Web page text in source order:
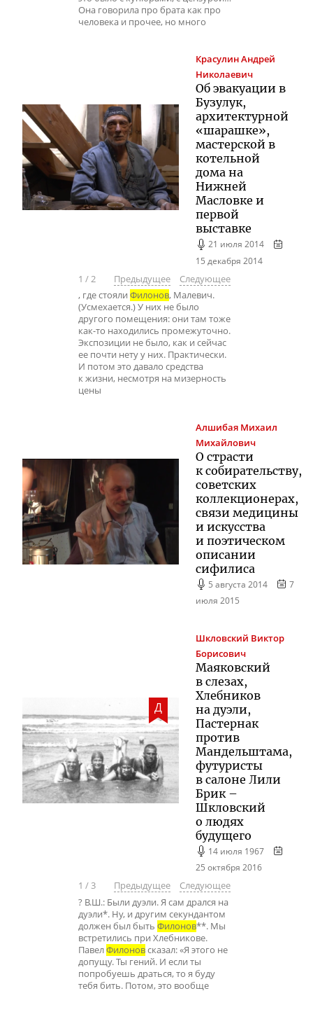
Она говорила про брата как про
человека и прочее, но много
КрасулинАндрей
Николаевич
Об эвакуации в
Бузулук,
архитектурной
«шарашке»,
мастерской в
котельной
дома на
Нижней
Масловке и
первой
выставке
21 июля 2014
15 декабря 2014
1 /2 Предыдущее
Следующее
, где стояли Филонов, Малевич.
(Усмехается.) У них не было
другого помещения: они там тоже
как-то находились промежуточно.
Экспозиции не было, как и сейчас
ее почти нету у них. Практически.
И потом это давало средства
к жизни, несмотря на мизерность
цены
Алшибая Михаил
Михайлович
О страсти
к собирательству,
советских
коллекционерах,
связи медицины
и искусства
и поэтическом
описании
сифилиса
5 августа 2014
7
июля 2015
Д
Шкловский Виктор
Борисович
Маяковский
в слезах,
Хлебников
на дуэли,
Пастернак
против
Мандельштама,
футуристы
в салоне Лили
Брик –
Шкловский
о людях
будущего
14 июля 1967
25 октября 2016
1 /3 Предыдущее
Следующее
? В.Ш.: Были дуэли. Я сам дрался на
дуэли*. Ну, и другим секундантом
должен был быть Филонов**. Мы
встретились при Хлебникове.
ПавелФилоновсказал: «Я этого не
допущу. Ты гений. И если ты
попробуешь драться, то я буду
тебя бить. Потом, это вообще